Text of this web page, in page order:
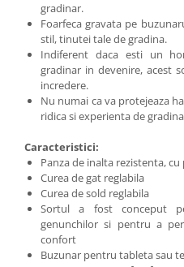
gradinar.
Foarfeca gravata pe
stil, tinutei tale de gradina.
Indiferent daca esti un
gradinar in devenire, acest
incredere.
Nu numai ca va protejeaza
ridica si experienta de
Caracteristici:
Panza de inalta rezistenta,
Curea de gat reglabila
Curea de sold reglabila
Sortul a fost conceput
genunchilor si pentru a
confort
Buzunar pentru tableta sau